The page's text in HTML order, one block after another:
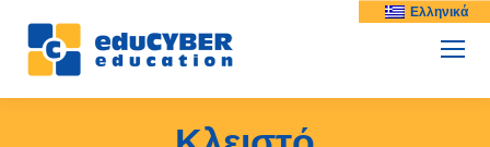
Ελληνικά